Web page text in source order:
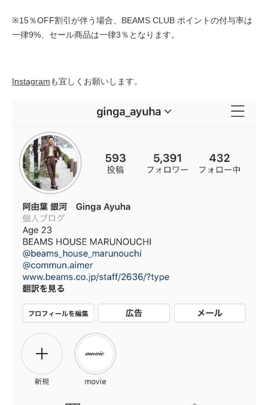
※15％OFF割引が伴う場合、BEAMS CLUB ポイントの付与率は
一律9%、セール商品は一律3％となります。
Instagramも宜しくお願いします。